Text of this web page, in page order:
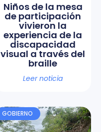
Niños de la mesa
de participación
vivieron la
experiencia de la
discapacidad
visual a través del
braille
Leer noticia
GOBIERNO